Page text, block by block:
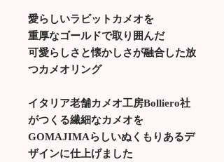
愛らしいラビットカメオを
重厚なゴールドで取り囲んだ
可愛らしさと懐かしさが融合した放
つカメオリング
イタリア老舗カメオ工房Bolliero社
がつくる繊細なカメオを
GOMAJIMAらしいぬくもりあるデ
ザインに仕上げました